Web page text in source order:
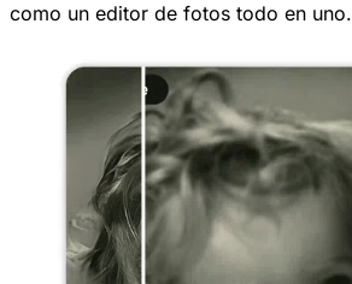
como un editor de fotos todo en uno.